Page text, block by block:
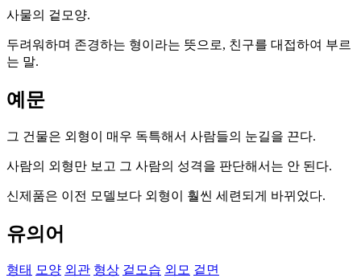
사물의 겉모양.
두려워하며 존경하는 형이라는 뜻으로, 친구를 대접하여 부르
는 말.
예문
그 건물은 외형이 매우 독특해서 사람들의 눈길을 끈다.
사람의 외형만 보고 그 사람의 성격을 판단해서는 안 된다.
신제품은 이전 모델보다 외형이 훨씬 세련되게 바뀌었다.
유의어
형태 모양 외관 형상 겉모습 외모 겉면